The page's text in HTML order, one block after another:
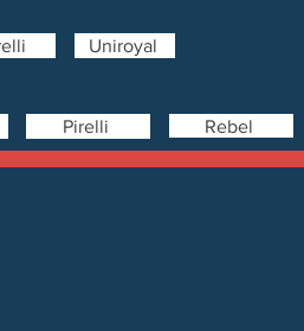
Uniroyal
Pirelli Rebel